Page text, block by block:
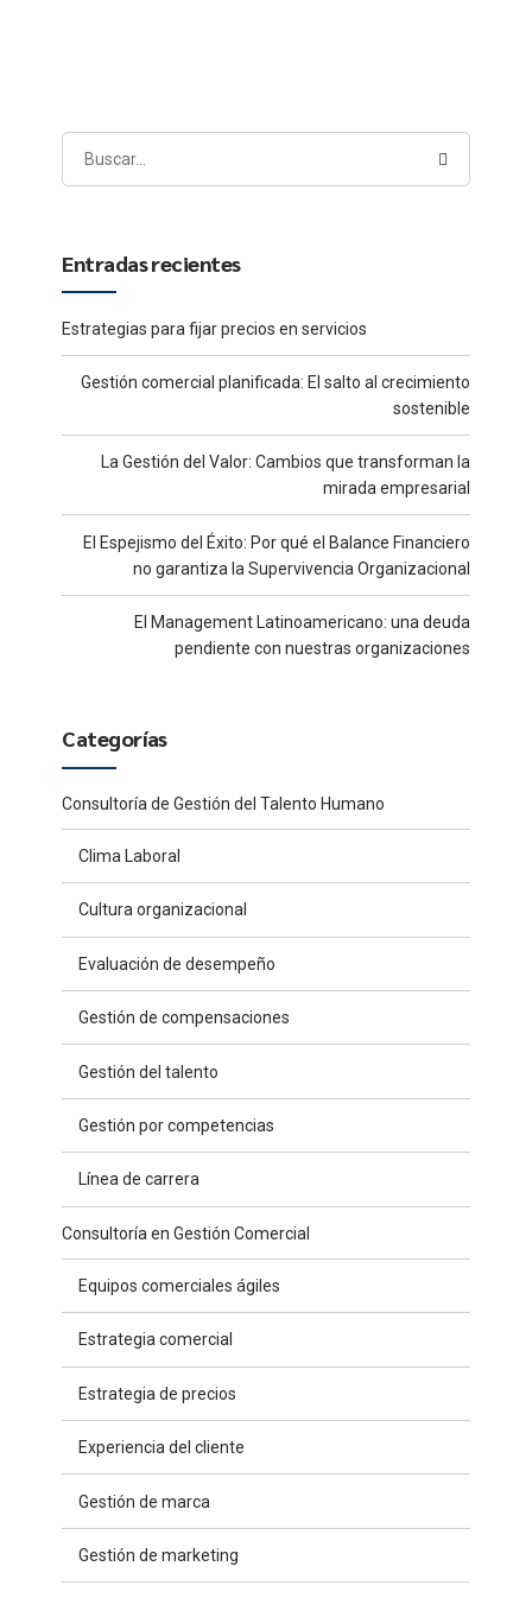
Entradas recientes
Estrategias para fijar precios en servicios
Gestión comercial planificada: El salto al crecimiento
sostenible
La Gestión del Valor: Cambios que transforman la
mirada empresarial
El Espejismo del Éxito: Por qué el Balance Financiero
no garantiza la Supervivencia Organizacional
El Management Latinoamericano: una deuda
pendiente con nuestras organizaciones
Categorías
Consultoría de Gestión del Talento Humano
Clima Laboral
Cultura organizacional
Evaluación de desempeño
Gestión de compensaciones
Gestión del talento
Gestión por competencias
Línea de carrera
Consultoría en Gestión Comercial
Equipos comerciales ágiles
Estrategia comercial
Estrategia de precios
Experiencia del cliente
Gestión de marca
Gestión de marketing